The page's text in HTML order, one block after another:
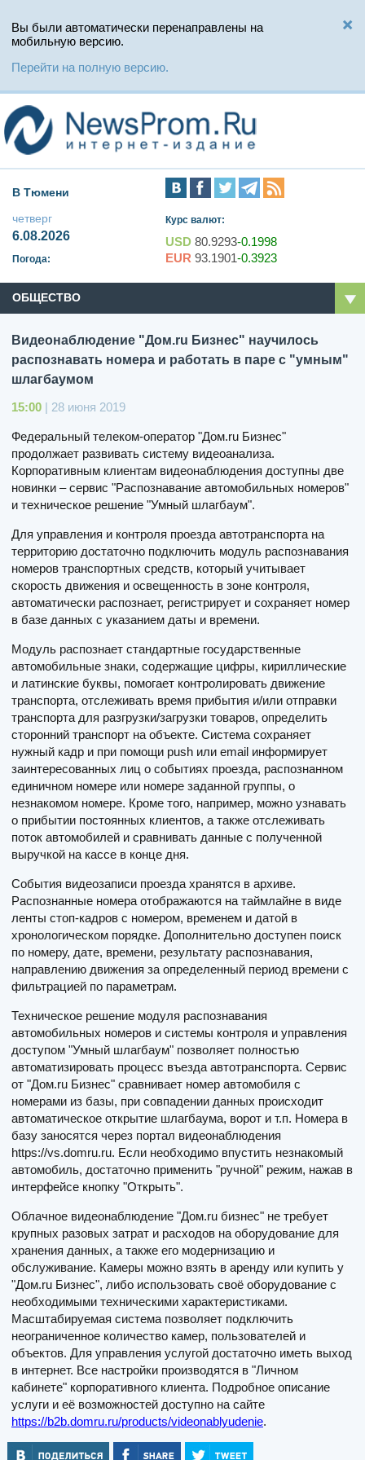
Вы были автоматически перенаправлены на
мобильную версию.
Перейти на полную версию.
В Тюмени
четверг
6.08.2026
Погода:
Курс валют:
USD 80.9293-0.1998
EUR 93.1901-0.3923
ОБЩЕСТВО
Видеонаблюдение "Дом.ru Бизнес" научилось
распознавать номера и работать в паре с "умным"
шлагбаумом
15:00 | 28 июня 2019
Федеральный телеком-оператор "Дом.ru Бизнес"
продолжает развивать систему видеоанализа.
Корпоративным клиентам видеонаблюдения доступны две
новинки – сервис "Распознавание автомобильных номеров"
и техническое решение "Умный шлагбаум".
Для управления и контроля проезда автотранспорта на
территорию достаточно подключить модуль распознавания
номеров транспортных средств, который учитывает
скорость движения и освещенность в зоне контроля,
автоматически распознает, регистрирует и сохраняет номер
в базе данных с указанием даты и времени.
Модуль распознает стандартные государственные
автомобильные знаки, содержащие цифры, кириллические
и латинские буквы, помогает контролировать движение
транспорта, отслеживать время прибытия и/или отправки
транспорта для разгрузки/загрузки товаров, определить
сторонний транспорт на объекте. Система сохраняет
нужный кадр и при помощи push или email информирует
заинтересованных лиц о событиях проезда, распознанном
единичном номере или номере заданной группы, о
незнакомом номере. Кроме того, например, можно узнавать
о прибытии постоянных клиентов, а также отслеживать
поток автомобилей и сравнивать данные с полученной
выручкой на кассе в конце дня.
События видеозаписи проезда хранятся в архиве.
Распознанные номера отображаются на таймлайне в виде
ленты стоп-кадров с номером, временем и датой в
хронологическом порядке. Дополнительно доступен поиск
по номеру, дате, времени, результату распознавания,
направлению движения за определенный период времени с
фильтрацией по параметрам.
Техническое решение модуля распознавания
автомобильных номеров и системы контроля и управления
доступом "Умный шлагбаум" позволяет полностью
автоматизировать процесс въезда автотранспорта. Сервис
от "Дом.ru Бизнес" сравнивает номер автомобиля с
номерами из базы, при совпадении данных происходит
автоматическое открытие шлагбаума, ворот и т.п. Номера в
базу заносятся через портал видеонаблюдения
https://vs.domru.ru. Если необходимо впустить незнакомый
автомобиль, достаточно применить "ручной" режим, нажав в
интерфейсе кнопку "Открыть".
Облачное видеонаблюдение "Дом.ru бизнес" не требует
крупных разовых затрат и расходов на оборудование для
хранения данных, а также его модернизацию и
обслуживание. Камеры можно взять в аренду или купить у
"Дом.ru Бизнес", либо использовать своё оборудование с
необходимыми техническими характеристиками.
Масштабируемая система позволяет подключить
неограниченное количество камер, пользователей и
объектов. Для управления услугой достаточно иметь выход
в интернет. Все настройки производятся в "Личном
кабинете" корпоративного клиента. Подробное описание
услуги и её возможностей доступно на сайте
https://b2b.domru.ru/products/videonablyudenie.